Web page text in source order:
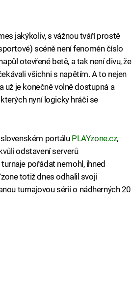
jakýkoliv, s vážnou tváří prostě
scéně není fenomén číslo
otevřené betě, a tak není divu, že
všichni s napětím. A to nejen
už je konečně volně dostupná a
nyní logicky hráči se
portálu PLAYzone.cz,
odstavení serverů
pořádat nemohl, ihned
totiž dnes odhalil svoji
turnajovou sérii o nádherných 20